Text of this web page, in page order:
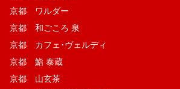
京都 ワルダー
京都 和ごころ 泉
京都 カフェ･ヴェルディ
京都 鮨 泰蔵
京都 山玄茶